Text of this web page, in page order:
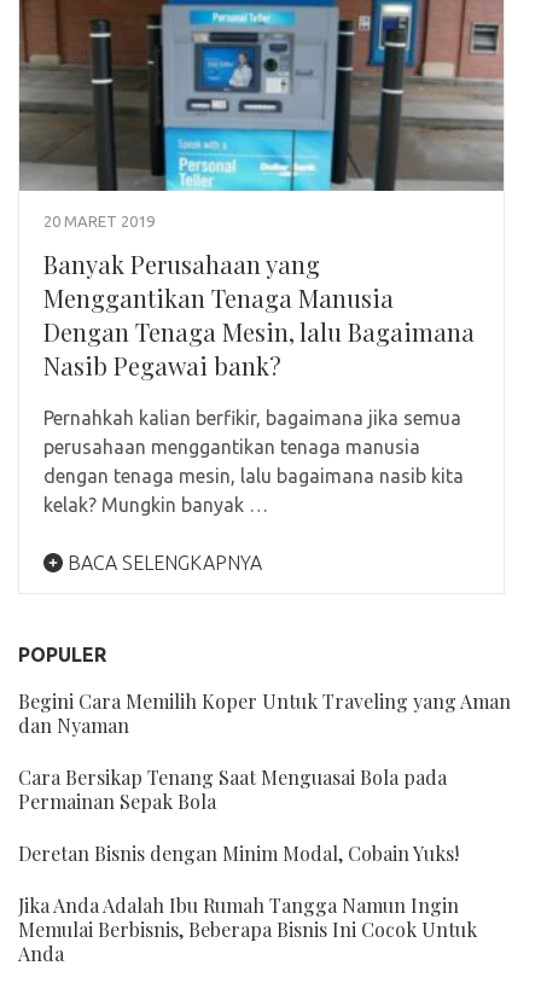
20 MARET 2019
Banyak Perusahaan yang
Menggantikan Tenaga Manusia
Dengan Tenaga Mesin, lalu Bagaimana
Nasib Pegawai bank?
Pernahkah kalian berfikir, bagaimana jika semua
perusahaan menggantikan tenaga manusia
dengan tenaga mesin, lalu bagaimana nasib kita
kelak? Mungkin banyak …
BACA SELENGKAPNYA
POPULER
Begini Cara Memilih Koper Untuk Traveling yang Aman
dan Nyaman
Cara Bersikap Tenang Saat Menguasai Bola pada
Permainan Sepak Bola
Deretan Bisnis dengan Minim Modal, Cobain Yuks!
Jika Anda Adalah Ibu Rumah Tangga Namun Ingin
Memulai Berbisnis, Beberapa Bisnis Ini Cocok Untuk
Anda